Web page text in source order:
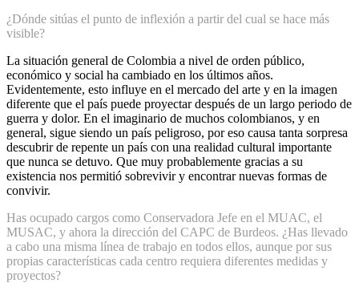
¿Dónde sitúas el punto de inflexión a partir del cual se hace más
visible?
La situación general de Colombia a nivel de orden público,
económico y social ha cambiado en los últimos años.
Evidentemente, esto influye en el mercado del arte y en la imagen
diferente que el país puede proyectar después de un largo periodo de
guerra y dolor. En el imaginario de muchos colombianos, y en
general, sigue siendo un país peligroso, por eso causa tanta sorpresa
descubrir de repente un país con una realidad cultural importante
que nunca se detuvo. Que muy probablemente gracias a su
existencia nos permitió sobrevivir y encontrar nuevas formas de
convivir.
Has ocupado cargos como Conservadora Jefe en el MUAC, el
MUSAC, y ahora la dirección del CAPC de Burdeos. ¿Has llevado
a cabo una misma línea de trabajo en todos ellos, aunque por sus
propias características cada centro requiera diferentes medidas y
proyectos?